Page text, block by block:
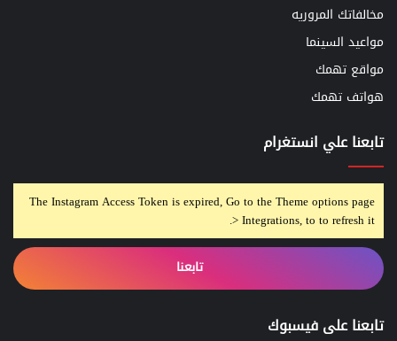
مخالفاتك المروريه
مواعيد السينما
مواقع تهمك
هواتف تهمك
تابعنا علي انستغرام
The Instagram Access Token is expired, Go to the Theme options page
> Integrations, to to refresh it.
تابعنا
تابعنا على فيسبوك